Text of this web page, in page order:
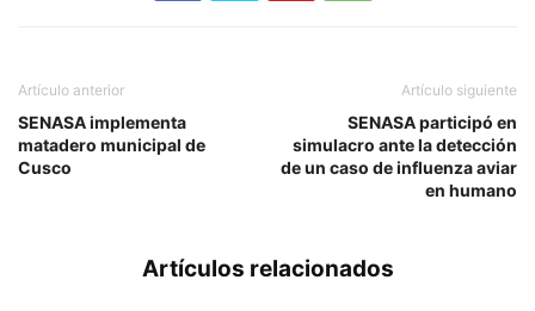
Artículo anterior
SENASA implementa
matadero municipal de
Cusco
Artículo siguiente
SENASA participó en
simulacro ante la detección
de un caso de influenza aviar
en humano
Artículos relacionados